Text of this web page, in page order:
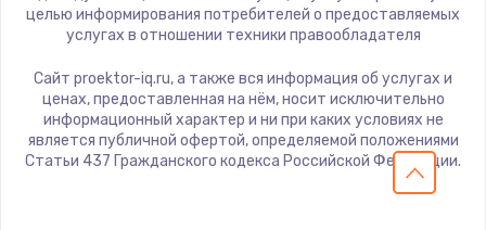
2745 руб.
Замена северного моста
2600 руб.
целью информирования потребителей о предоставляемых
услугах в отношении техники правообладателя
Сайт proektor-iq.ru, а также вся информация об услугах и
ценах, предоставленная на нём, носит исключительно
информационный характер и ни при каких условиях не
является публичной офертой, определяемой положениями
Статьи 437 Гражданского кодекса Российской Федерации.